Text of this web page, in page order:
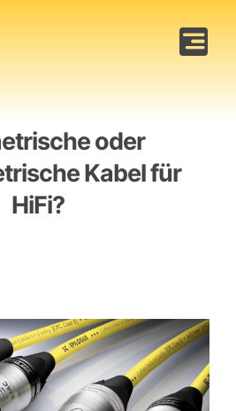
Weitere Marken
oder
Kabel für
HiFi?